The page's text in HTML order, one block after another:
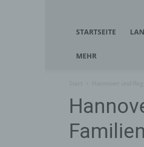
STARTSEITE
MEHR